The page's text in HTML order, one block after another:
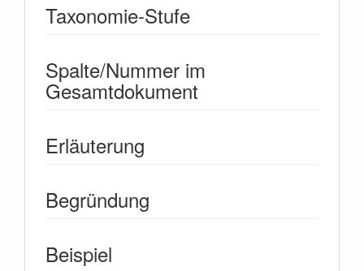
Taxonomie-Stufe
Spalte/Nummer im
Gesamtdokument
Erläuterung
Begründung
Beispiel